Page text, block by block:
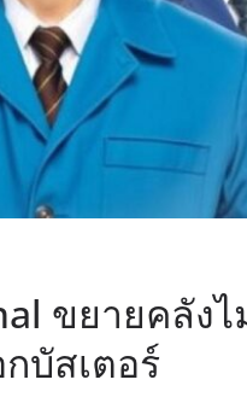
ขยายคลัง
บัสเตอร์